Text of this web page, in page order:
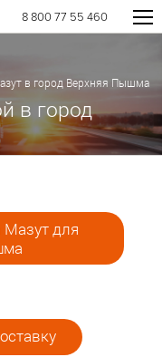
8 800 77 55 460
в город Верхняя Пышма
в город
для